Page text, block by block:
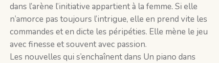
dans l’arène l’initiative appartient à la femme. Si elle
n’amorce pas toujours l’intrigue, elle en prend vite les
commandes et en dicte les péripéties. Elle mène le jeu
avec finesse et souvent avec passion.
Les nouvelles qui s’enchaînent dans Un piano dans